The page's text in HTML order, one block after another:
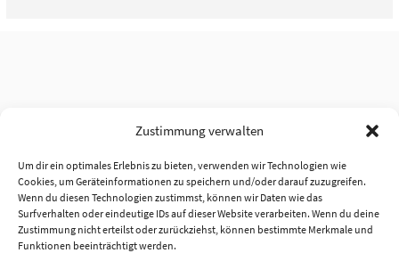
Zustimmung verwalten
Um dir ein optimales Erlebnis zu bieten, verwenden wir Technologien wie
Cookies, um Geräteinformationen zu speichern und/oder darauf zuzugreifen.
Wenn du diesen Technologien zustimmst, können wir Daten wie das
Surfverhalten oder eindeutige IDs auf dieser Website verarbeiten. Wenn du deine
Zustimmung nicht erteilst oder zurückziehst, können bestimmte Merkmale und
Funktionen beeinträchtigt werden.